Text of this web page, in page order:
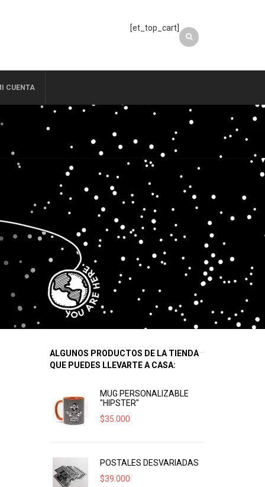
[et_top_cart]
CUENTA
ALGUNOS PRODUCTOS DE LA TIENDA
QUE PUEDES LLEVARTE A CASA:
MUG PERSONALIZABLE
"HIPSTER"
$35.000
POSTALES DESVARIADAS
$39.000